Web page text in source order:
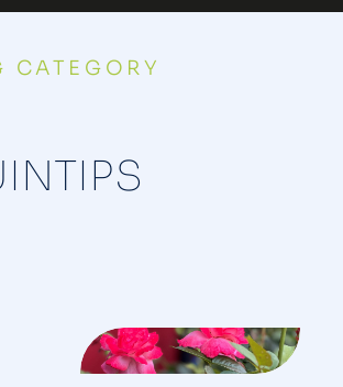
CATEGORY